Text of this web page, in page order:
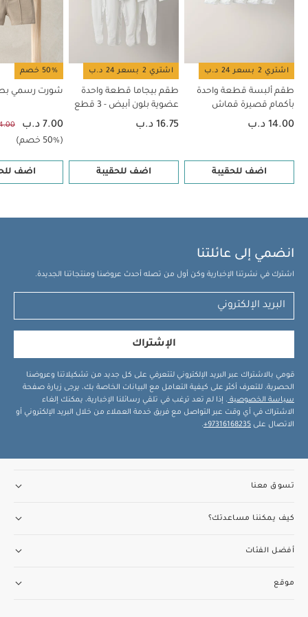
اشتري 2 بسعر 24 د.ب
طقم ألبسة قطعة واحدة
بأكمام قصيرة قماش
عضوي بلون أبيض - 5 قطع
14.00 د.ب
اضف للحقيبة
اشتري 2 بسعر 24 د.ب
طقم بيجاما قطعة واحدة
عضوية بلون أبيض - 3 قطع
16.75 د.ب
اضف للحقيبة
50% خصم
شورت رسمي
7.00 د.ب 14.00
(50% خصم)
اضف
انضمي إلى عائلتنا
اشترك في نشرتنا الإخبارية وكن أول من تصله أحدث عروضنا ومنتجاتنا الجديدة.
الإشتراك
قومي بالاشتراك عبر البريد الإلكتروني لتتعرفي على كل جديد من تشكيلاتنا وعروضنا
الحصرية. للتعرف أكثر على كيفية التعامل مع البيانات الخاصة بك، يرجى زيارة صفحة
سياسة الخصوصية . إذا لم تعد ترغب في تلقي رسائلنا الإخبارية، يمكنك إلغاء
الاشتراك في أي وقت عبر التواصل مع فريق خدمة العملاء من خلال البريد الإلكتروني أو
الاتصال على 97316168235+
.
تسوق معنا
كيف يمكننا مساعدتك؟
أفضل الفئات
موقع